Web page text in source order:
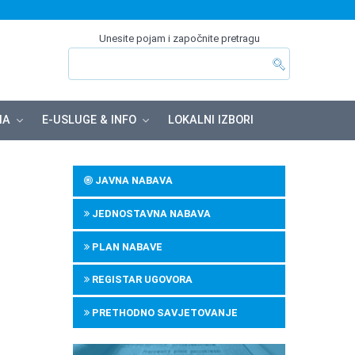
Unesite pojam i započnite pretragu
E-USLUGE & INFO LOKALNI IZBORI
JAVNA NABAVA
JEDNOSTAVNA NABAVA
PLAN NABAVE
REGISTAR UGOVORA
PRETHODNO SAVJETOVANJE